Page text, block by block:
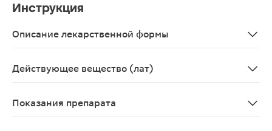
Инструкция
Описание лекарственной формы
Действующее вещество (лат)
Показания препарата